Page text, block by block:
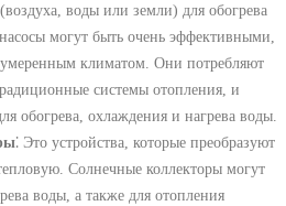
воды или земли) для обогрева
могут быть очень эффективными,
умеренным климатом. Они потребляют
системы отопления, и
обогрева, охлаждения и нагрева воды.
⁚ Это устройства, которые преобразуют
Солнечные коллекторы могут
воды, а также для отопления